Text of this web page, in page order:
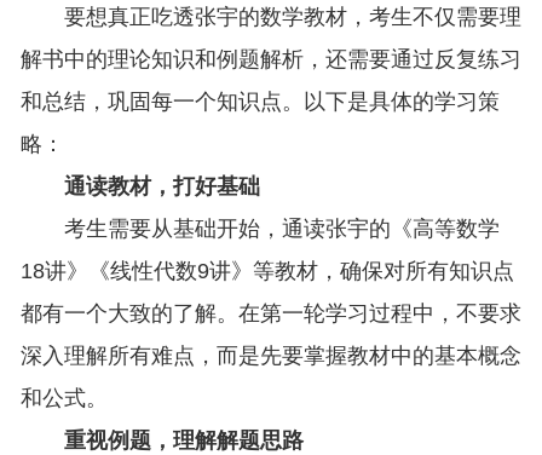
要想真正吃透张宇的数学教材，考生不仅需要理
解书中的理论知识和例题解析，还需要通过反复练习
和总结，巩固每一个知识点。以下是具体的学习策
略：
通读教材，打好基础
考生需要从基础开始，通读张宇的《高等数学
18讲》《线性代数9讲》等教材，确保对所有知识点
都有一个大致的了解。在第一轮学习过程中，不要求
深入理解所有难点，而是先要掌握教材中的基本概念
和公式。
重视例题，理解解题思路